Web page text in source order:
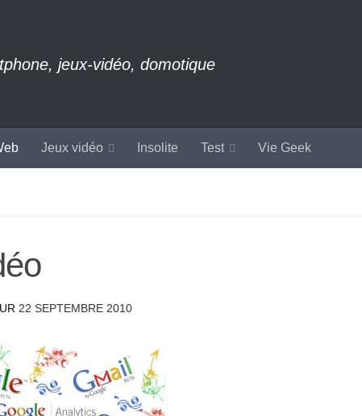
jeux-vidéo, domotique
Jeux vidéo Insolite Test Vie Geek
22 SEPTEMBRE 2010